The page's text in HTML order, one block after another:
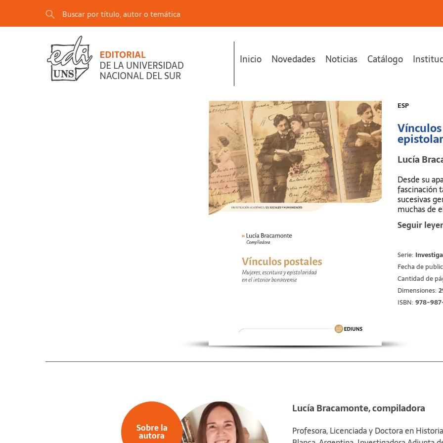
Inicio Novedades Noticias Catálogo
"Vínculos postales. Mujeres, escritura y epistolaridad en el interior bonaerense" se ha añadido a tu carrito.
ESP
Lucía
Desde su
fascinación
sucesivas
muchas de
llegaron a
historiar
En los
historia
género, se
para
explicitando
su
espacios de
entre ambos
vivencias
Seguir
Serie:
Fecha de
Cantidad de
Dimensiones:
ISBN: 978-
Sobre la
autora
Lucía Bracamonte, compiladora
Profesora, Licenciada y Doctora en